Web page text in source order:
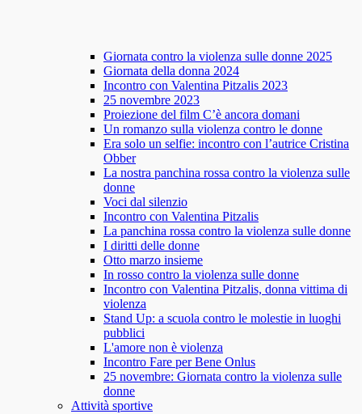
Giornata contro la violenza sulle donne 2025
Giornata della donna 2024
Incontro con Valentina Pitzalis 2023
25 novembre 2023
Proiezione del film C’è ancora domani
Un romanzo sulla violenza contro le donne
Era solo un selfie: incontro con l’autrice Cristina
Obber
La nostra panchina rossa contro la violenza sulle
donne
Voci dal silenzio
Incontro con Valentina Pitzalis
La panchina rossa contro la violenza sulle donne
I diritti delle donne
Otto marzo insieme
In rosso contro la violenza sulle donne
Incontro con Valentina Pitzalis, donna vittima di
violenza
Stand Up: a scuola contro le molestie in luoghi
pubblici
L'amore non è violenza
Incontro Fare per Bene Onlus
25 novembre: Giornata contro la violenza sulle
donne
Attività sportive